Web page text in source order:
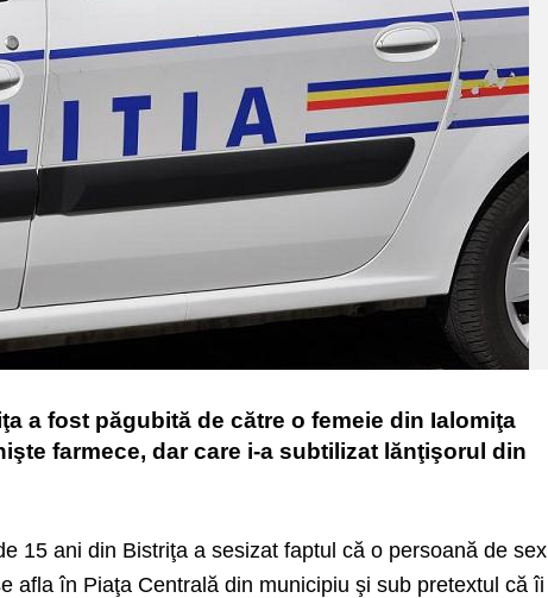
a fost păgubită de către o femeie din Ialomiţa
farmece, dar care i-a subtilizat lănţişorul din
15 ani din Bistriţa a sesizat faptul că o persoană de sex
afla în Piaţa Centrală din municipiu şi sub pretextul că îi